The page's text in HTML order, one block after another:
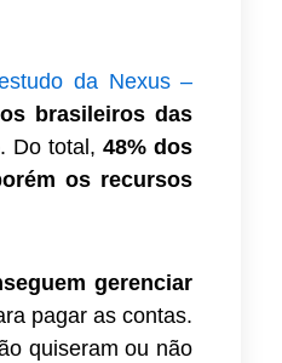
da Nexus –
brasileiros das
. Do total,48% dos
os recursos
gerenciar
pagar as contas.
quiseram ou não